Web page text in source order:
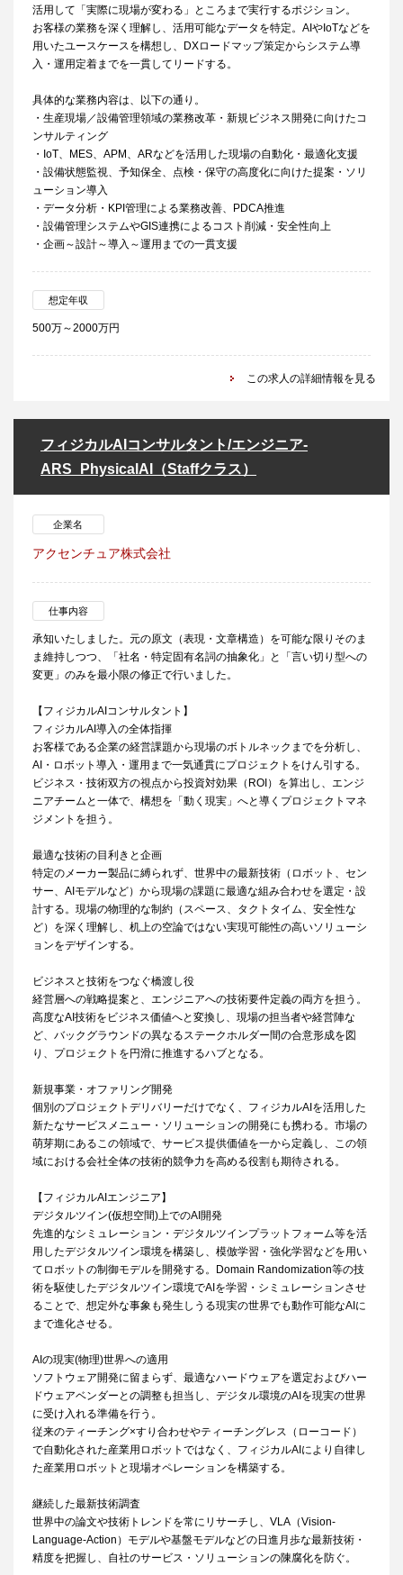
活用して「実際に現場が変わる」ところまで実行するポジション。
お客様の業務を深く理解し、活用可能なデータを特定。AIやIoTなどを
用いたユースケースを構想し、DXロードマップ策定からシステム導
入・運用定着までを一貫してリードする。
具体的な業務内容は、以下の通り。
・生産現場／設備管理領域の業務改革・新規ビジネス開発に向けたコ
ンサルティング
・IoT、MES、APM、ARなどを活用した現場の自動化・最適化支援
・設備状態監視、予知保全、点検・保守の高度化に向けた提案・ソリ
ューション導入
・データ分析・KPI管理による業務改善、PDCA推進
・設備管理システムやGIS連携によるコスト削減・安全性向上
・企画～設計～導入～運用までの一貫支援
想定年収
500万～2000万円
この求人の詳細情報を見る
フィジカルAIコンサルタント/エンジニア‐
ARS_PhysicalAI（Staffクラス）
企業名
アクセンチュア株式会社
仕事内容
承知いたしました。元の原文（表現・文章構造）を可能な限りそのま
ま維持しつつ、「社名・特定固有名詞の抽象化」と「言い切り型への
変更」のみを最小限の修正で行いました。
【フィジカルAIコンサルタント】
フィジカルAI導入の全体指揮
お客様である企業の経営課題から現場のボトルネックまでを分析し、
AI・ロボット導入・運用まで一気通貫にプロジェクトをけん引する。
ビジネス・技術双方の視点から投資対効果（ROI）を算出し、エンジ
ニアチームと一体で、構想を「動く現実」へと導くプロジェクトマネ
ジメントを担う。
最適な技術の目利きと企画
特定のメーカー製品に縛られず、世界中の最新技術（ロボット、セン
サー、AIモデルなど）から現場の課題に最適な組み合わせを選定・設
計する。現場の物理的な制約（スペース、タクトタイム、安全性な
ど）を深く理解し、机上の空論ではない実現可能性の高いソリューシ
ョンをデザインする。
ビジネスと技術をつなぐ橋渡し役
経営層への戦略提案と、エンジニアへの技術要件定義の両方を担う。
高度なAI技術をビジネス価値へと変換し、現場の担当者や経営陣な
ど、バックグラウンドの異なるステークホルダー間の合意形成を図
り、プロジェクトを円滑に推進するハブとなる。
新規事業・オファリング開発
個別のプロジェクトデリバリーだけでなく、フィジカルAIを活用した
新たなサービスメニュー・ソリューションの開発にも携わる。市場の
萌芽期にあるこの領域で、サービス提供価値を一から定義し、この領
域における会社全体の技術的競争力を高める役割も期待される。
【フィジカルAIエンジニア】
デジタルツイン(仮想空間)上でのAI開発
先進的なシミュレーション・デジタルツインプラットフォーム等を活
用したデジタルツイン環境を構築し、模倣学習・強化学習などを用い
てロボットの制御モデルを開発する。Domain Randomization等の技
術を駆使したデジタルツイン環境でAIを学習・シミュレーションさせ
ることで、想定外な事象も発生しうる現実の世界でも動作可能なAIに
まで進化させる。
AIの現実(物理)世界への適用
ソフトウェア開発に留まらず、最適なハードウェアを選定およびハー
ドウェアベンダーとの調整も担当し、デジタル環境のAIを現実の世界
に受け入れる準備を行う。
従来のティーチング×すり合わせやティーチングレス（ローコード）
で自動化された産業用ロボットではなく、フィジカルAIにより自律し
た産業用ロボットと現場オペレーションを構築する。
継続した最新技術調査
世界中の論文や技術トレンドを常にリサーチし、VLA（Vision-
Language-Action）モデルや基盤モデルなどの日進月歩な最新技術・
精度を把握し、自社のサービス・ソリューションの陳腐化を防ぐ。